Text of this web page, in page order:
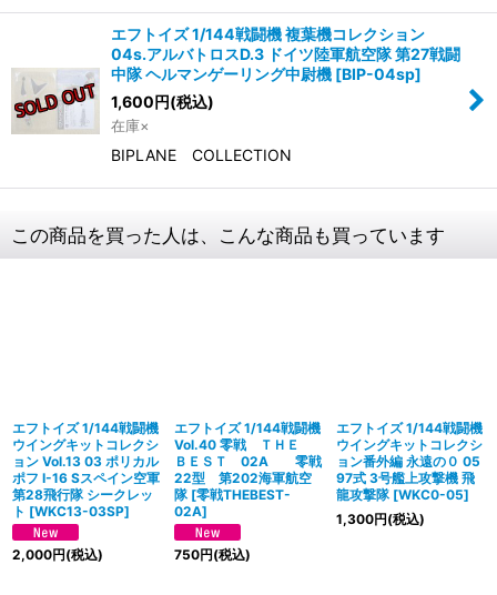
エフトイズ 1/144戦闘機 複葉機コレクション
04s.アルバトロスD.3 ドイツ陸軍航空隊 第27戦闘
中隊 ヘルマンゲーリング中尉機 [BIP-04sp]
1,600円(税込)
在庫×
BIPLANE COLLECTION
この商品を買った人は、こんな商品も買っています
エフトイズ 1/144戦闘機
ウイングキットコレクシ
ョン Vol.13 03 ポリカル
ポフ I-16 Sスペイン空軍
第28飛行隊 シークレッ
ト [WKC13-03SP]
2,000円(税込)
エフトイズ 1/144戦闘機
Vol.40 零戦 ＴＨＥ
ＢＥＳＴ 02A 零戦
22型 第202海軍航空
隊 [零戦THEBEST-
02A]
750円(税込)
エフトイズ 1/144戦闘機
ウイングキットコレクシ
ョン番外編 永遠の０ 05
97式 3号艦上攻撃機 飛
龍攻撃隊 [WKC0-05]
1,300円(税込)